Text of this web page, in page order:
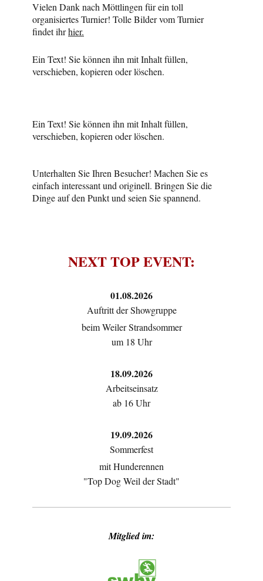
Vielen Dank nach Möttlingen für ein toll
organisiertes Turnier! Tolle Bilder vom Turnier
findet ihrhier.
Ein Text! Sie können ihn mit Inhalt füllen,
verschieben, kopieren oder löschen.
Ein Text! Sie können ihn mit Inhalt füllen,
verschieben, kopieren oder löschen.
Unterhalten Sie Ihren Besucher! Machen Sie es
einfach interessant und originell. Bringen Sie die
Dinge auf den Punkt und seien Sie spannend.
NEXT TOP EVENT:
01.08.2026
Auftritt der Showgruppe
beim Weiler Strandsommer
um 18 Uhr
18.09.2026
Arbeitseinsatz
ab 16 Uhr
19.09.2026
Sommerfest
mit Hunderennen
"Top Dog Weil der Stadt"
Mitglied im: